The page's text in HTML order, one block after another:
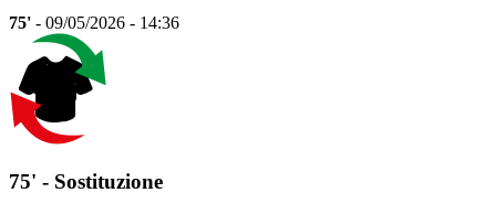
75' - 09/05/2026 - 14:36
75' - Sostituzione